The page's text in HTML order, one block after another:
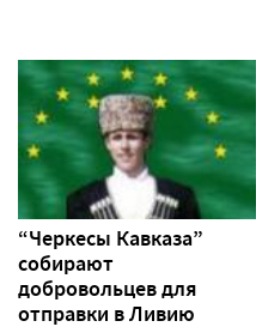
“Черкесы Кавказа”
собирают
добровольцев для
отправки в Ливию